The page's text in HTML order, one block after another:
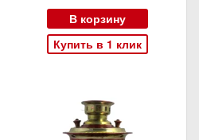
В корзину
Купить в 1 клик